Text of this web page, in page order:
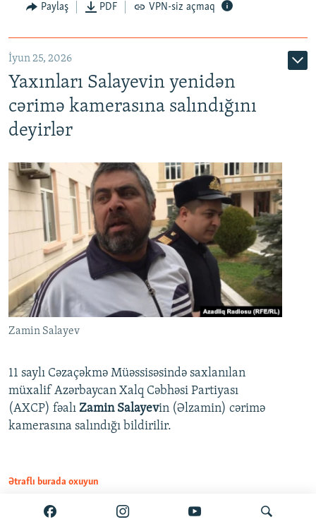
Paylaş PDF VPN-siz açmaq
İyun 25, 2026
Yaxınları Salayevin yenidən
cərimə kamerasına salındığını
deyirlər
Zamin Salayev
11 saylı Cəzaçəkmə Müəssisəsində saxlanılan
müxalif Azərbaycan Xalq Cəbhəsi Partiyası
(AXCP) fəalı Zamin Salayevin (Əlzamin) cərimə
kamerasına salındığı bildirilir.
Ətraflı burada oxuyun